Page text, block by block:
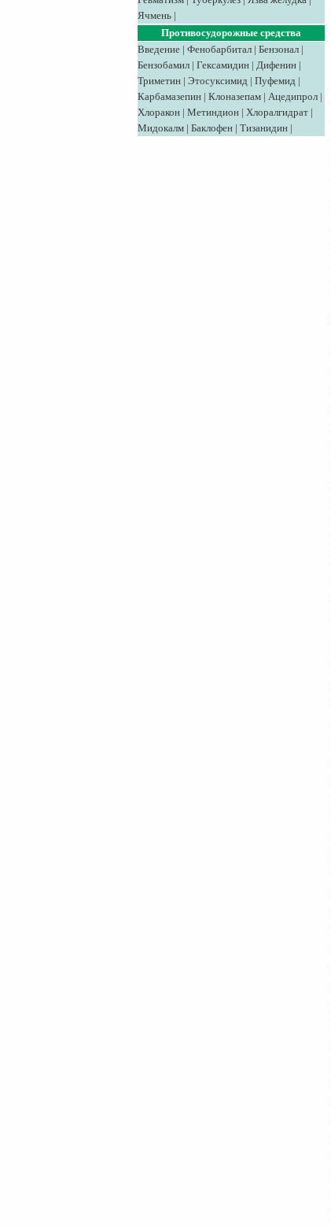
Ячмень |
Противосудорожные средства
Введение | Фенобарбитал | Бензонал |
Бензобамил | Гексамидин | Дифенин |
Триметин | Этосуксимид | Пуфемид |
Карбамазепин | Клоназепам | Ацедипрол |
Хлоракон | Метиндион | Хлоралгидрат |
Мидокалм | Баклофен | Тизанидин |